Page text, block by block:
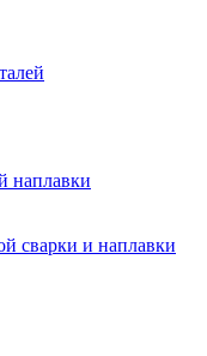
наплавки
сварки и наплавки